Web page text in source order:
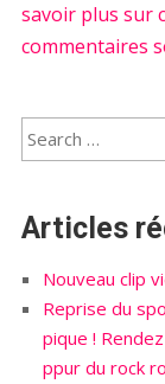
savoir plus sur
commentaires
Articles
Nouveau clip
Reprise du
pique !
ppur du rock